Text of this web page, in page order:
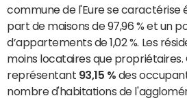
commune de l'Eure se caractérise
part de maisons de 97,96 % et un
d’appartements de 1,02 %. Les
moins locataires que propriétaires.
représentant 93,15 % des
nombre d'habitations de